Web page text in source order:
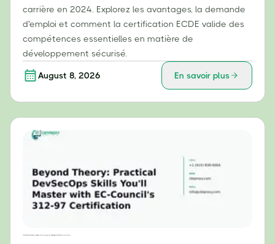
carrière en 2024. Explorez les avantages, la demande
d'emploi et comment la certification ECDE valide des
compétences essentielles en matière de
développement sécurisé.
August 8, 2026 En savoir plus